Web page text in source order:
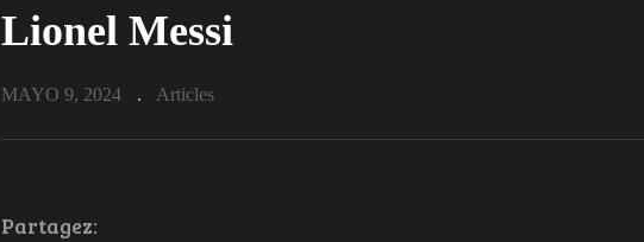
Lionel Messi
MAYO 9, 2024 Articles
Partagez: